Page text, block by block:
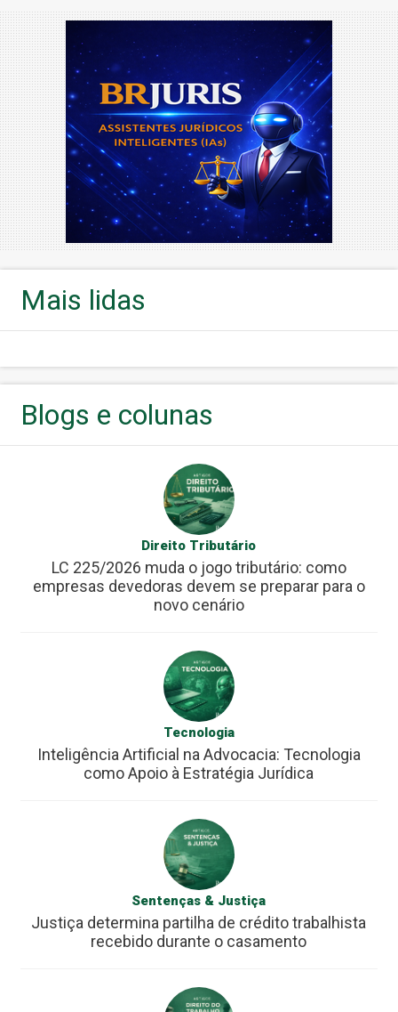
Mais lidas
Blogs e colunas
Direito Tributário
LC 225/2026 muda o jogo tributário: como
empresas devedoras devem se preparar para o
novo cenário
Tecnologia
Inteligência Artificial na Advocacia: Tecnologia
como Apoio à Estratégia Jurídica
Sentenças & Justiça
Justiça determina partilha de crédito trabalhista
recebido durante o casamento